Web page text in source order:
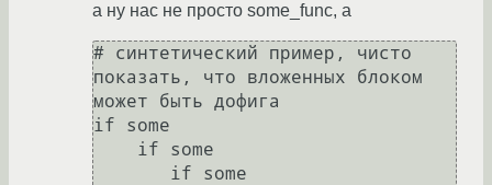
а ну нас не просто some_func, а
# синтетический пример, чисто
показать, что вложенных блоком
может быть дофига
if some